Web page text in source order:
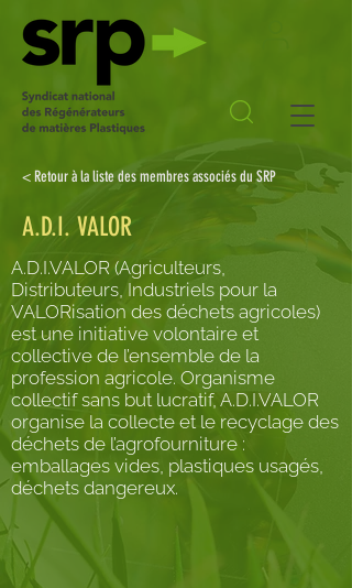
< Retour à la liste des membres associés du SRP
A.D.I. VALOR
A.D.I.VALOR (Agriculteurs,
Distributeurs, Industriels pour la
VALORisation des déchets agricoles)
est une initiative volontaire et
collective de l’ensemble de la
profession agricole. Organisme
collectif sans but lucratif, A.D.I.VALOR
organise la collecte et le recyclage des
déchets de l’agrofourniture :
emballages vides, plastiques usagés,
déchets dangereux.